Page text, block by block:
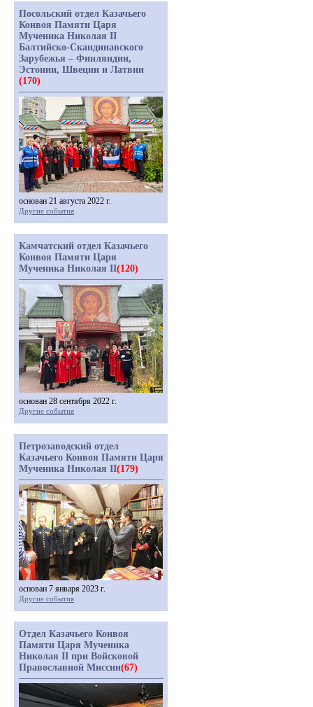
Посольский отдел Казачьего
Конвоя Памяти Царя
Мученика Николая II
Балтийско-Скандинавского
Зарубежья – Финляндии,
Эстонии, Швеции и Латвии
(170)
основан 21 августа 2022 г.
Другие события
Камчатский отдел Казачьего
Конвоя Памяти Царя
Мученика Николая II(120)
основан 28 сентября 2022 г.
Другие события
Петрозаводский отдел
Казачьего Конвоя Памяти Царя
Мученика Николая II(179)
основан 7 января 2023 г.
Другие события
Отдел Казачьего Конвоя
Памяти Царя Мученика
Николая II при Войсковой
Православной Миссии(67)